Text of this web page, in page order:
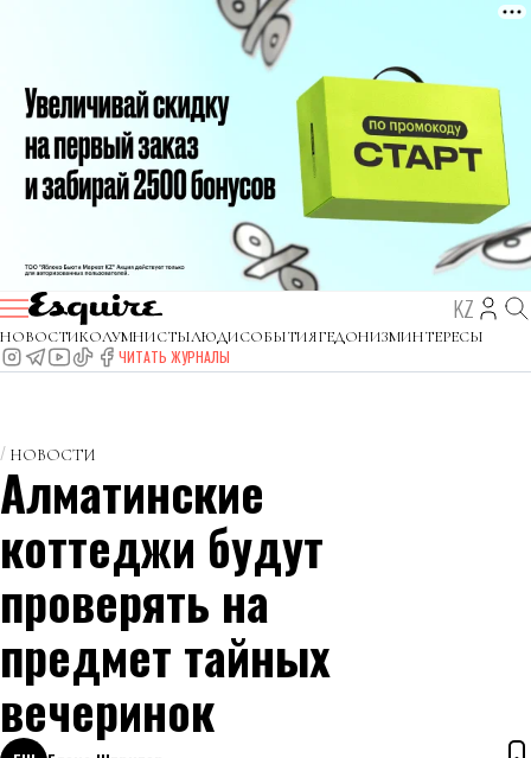
KZ
НОВОСТИКОЛУМНИСТЫЛЮДИСОБЫТИЯГЕДОНИЗМИНТЕРЕСЫ
ЧИТАТЬ ЖУРНАЛЫ
НОВОСТИ
Алматинские
коттеджи будут
проверять на
предмет тайных
вечеринок